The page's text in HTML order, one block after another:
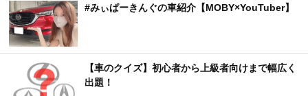
#みぃぱーきんぐの車紹介【MOBY×YouTuber】
【車のクイズ】初心者から上級者向けまで幅広く
出題！